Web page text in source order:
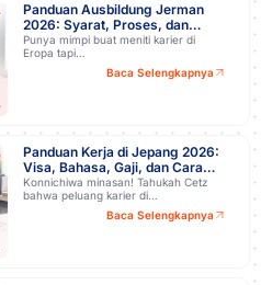
Panduan Ausbildung Jerman
2026: Syarat, Proses, dan
Persiapan Bahasa Biar Lolos!
Punya mimpi buat meniti karier di
Eropa tapi…
Baca Selengkapnya
Panduan Kerja di Jepang 2026:
Visa, Bahasa, Gaji, dan Cara
Apply
Konnichiwa minasan! Tahukah Cetz
bahwa peluang karier di…
Baca Selengkapnya